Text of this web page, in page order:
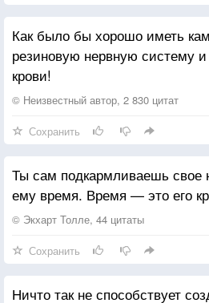
Как было бы хорошо иметь
резиновую нервную систему
крови!
© Неизвестный автор, 2 830 цитат
Сохранить
Ты сам подкармливаешь свое
ему время. Время — это его
© Экхарт Толле, 44 цитаты
Сохранить
Ничто так не способствует